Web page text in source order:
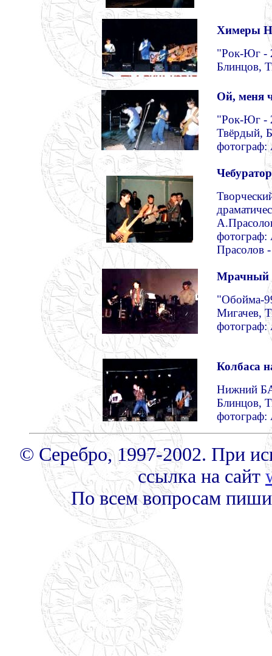
Химеры
"Рок-Юг -
Блинцов,
Ой, меня
"Рок-Юг -
Твёрдый,
фотограф:
фотограф:
Прасолов
Мрачный
"Обойма-
Мигачев,
фотограф:
Колбаса
Нижний
Блинцов,
фотограф:
© Серебро, 1997-2002. При
ссылка на сайт
По всем вопросам